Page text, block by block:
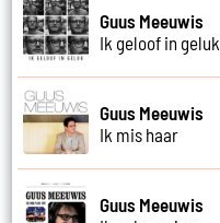
Guus Meeuwis
Ik geloof in geluk
Guus Meeuwis
Ik mis haar
Guus Meeuwis